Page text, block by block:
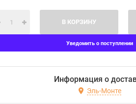
В КОРЗИНУ
Уведомить о поступлении
Информация о
Эль-Монте